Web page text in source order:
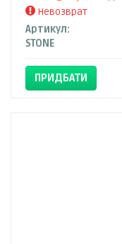
Невозврат
Артикул:
STONE
ПРИДБАТИ